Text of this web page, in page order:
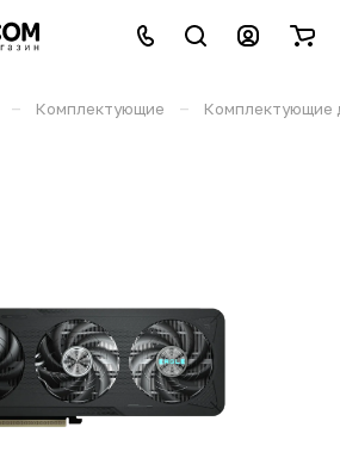
– Комплектующие – Комплектующие